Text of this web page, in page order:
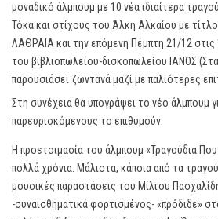
μοναδικό άλμπουμ με 10 νέα ιδιαίτερα
Τόκα και στίχους του Άλκη Αλκαίου με
ΛΑΘΡΑΙΑ και την επόμενη Πέμπτη 21/12 στις
του βιβλιοπωλείου-δισκοπωλείου ΙΑΝΟΣ
παρουσιάσει ζωντανά μαζί με παλιότερες
Στη συνέχεια θα υπογράψει το νέο άλμπουμ
παρευρισκόμενους το επιθυμούν.
Η προετοιμασία του άλμπουμ «Τραγούδια
πολλά χρόνια. Μάλιστα, κάποια από τα
μουσικές παραστάσεις του Μίλτου
-συναισθηματικά φορτισμένος- «πρόδιδε»